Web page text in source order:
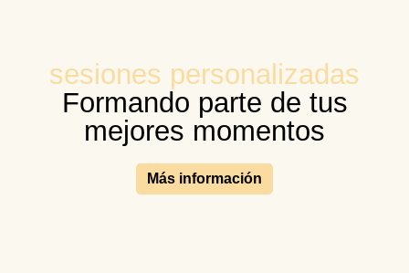
sesiones personalizadas
Formando parte de tus
mejores momentos
Más información